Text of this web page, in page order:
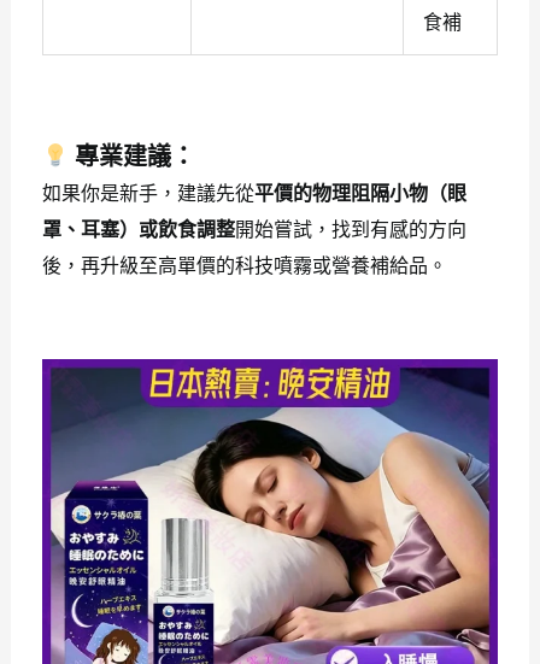
食補
專業建議：
如果你是新手，建議先從平價的物理阻隔小物（眼
罩、耳塞）或飲食調整開始嘗試，找到有感的方向
後，再升級至高單價的科技噴霧或營養補給品。